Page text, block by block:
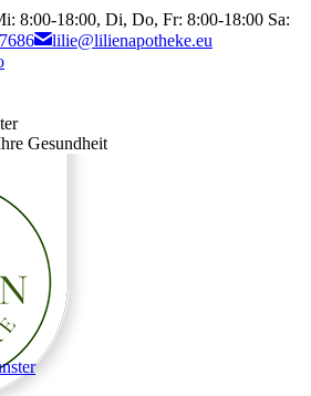
8:00-18:00, Di, Do, Fr: 8:00-18:00 Sa:
lilie@lilienapotheke.eu
Gesundheit